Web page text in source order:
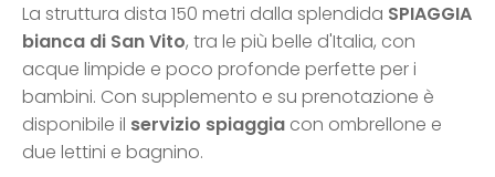
La struttura dista 150 metri dalla splendida SPIAGGIA
bianca di San Vito, tra le più belle d'Italia, con
acque limpide e poco profonde perfette per i
bambini. Con supplemento e su prenotazione è
disponibile il servizio spiaggia con ombrellone e
due lettini e bagnino.